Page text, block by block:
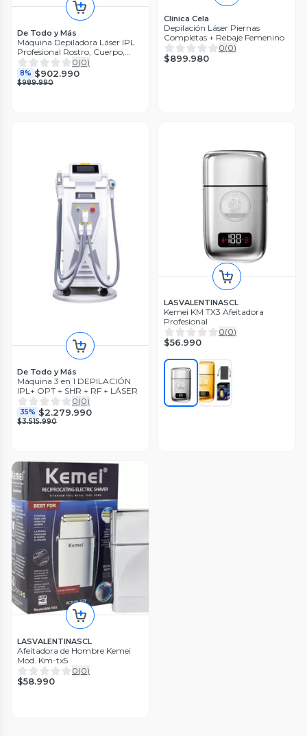
De Todo y Más
Máquina Depiladora Láser IPL
Profesional Rostro, Cuerpo,
Zona de Bikini0(0)
8% $902.990
$989.990
Clínica Cela
Depilación Láser Piernas
Completas + Rebaje Femenino
0(0)
$899.980
De Todo y Más
Máquina 3 en 1 DEPILACIÓN
IPL+ OPT + SHR + RF + LÁSER
0(0)
35% $2.279.990
$3.515.990
LASVALENTINASCL
Kemei KM TX3 Afeitadora
Profesional
0(0)
$56.990
LASVALENTINASCL
Afeitadora de Hombre Kemei
Mod. Km-tx5
0(0)
$58.990